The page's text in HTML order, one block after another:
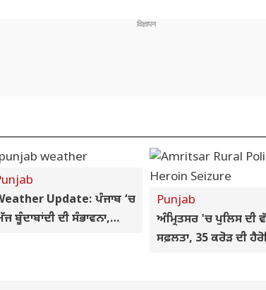
Update: ਪੰਜਾਬ ‘ਚ
ਬੂੰਦਾਬਾਂਦੀ ਦੀ ਸੰਭਾਵਨਾ,
Punjab
ਅੰਮ੍ਰਿਤਸਰ 'ਚ ਪੁਲਿਸ ਦੀ
ਸਫ਼ਲਤਾ, 35 ਕਰੋੜ ਦੀ